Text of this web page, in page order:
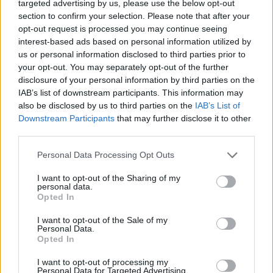
targeted advertising by us, please use the below opt-out
section to confirm your selection. Please note that after your
opt-out request is processed you may continue seeing
interest-based ads based on personal information utilized by
us or personal information disclosed to third parties prior to
your opt-out. You may separately opt-out of the further
disclosure of your personal information by third parties on the
IAB’s list of downstream participants. This information may
also be disclosed by us to third parties on the IAB’s List of
Downstream Participants that may further disclose it to other
Personal Data Processing Opt Outs
I want to opt-out of the Sharing of my
personal data.
Opted In
I want to opt-out of the Sale of my
Personal Data.
Opted In
I want to opt-out of processing my
Personal Data for Targeted Advertising.
παραλία.
Φύλαξη και Πρόληψη Παράνομων Δραστηριοτήτων:
Κατά την καθημερινή φύλαξη την περίοδο Ιούνιος-
Οκτώβριος 2024, οι εκπαιδευμένοι φύλακες κάλυψαν
2.448 ώρες εργασίας, ενώ κατέγραψαν 450 περιστατικά
παράνομων δραστηριοτήτων στην ευρύτερη περιοχή των
Σεκανίων.
στόχο τη μείωση και τον έλεγχο της διάβρωσης, το WWF
συντηρώντας και αποκαθιστώντας το δίκτυο των 25
καναλιών συγκράτησης ιζημάτων και φυσικών εμποδίων
στην περιοχή των Σεκανίων*. Παράλληλα, ενισχύθηκε η
πυροπροστασία στην περιοχή γύρω από την παραλία.
Καθαρισμός Παραλίας:
μόνο για επιστημονική έρευνα. Εξαίρεση μία μέρα το